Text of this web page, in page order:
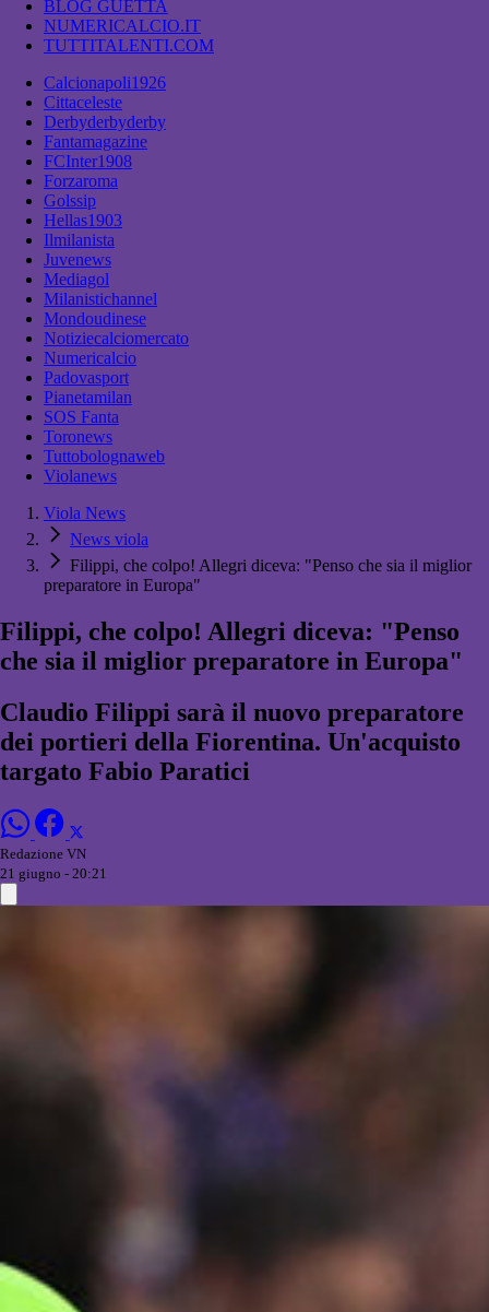
BLOG GUETTA
NUMERICALCIO.IT
TUTTITALENTI.COM
Calcionapoli1926
Cittaceleste
Derbyderbyderby
Fantamagazine
FCInter1908
Forzaroma
Golssip
Hellas1903
Ilmilanista
Juvenews
Mediagol
Milanistichannel
Mondoudinese
Notiziecalciomercato
Numericalcio
Padovasport
Pianetamilan
SOS Fanta
Toronews
Tuttobolognaweb
Violanews
Viola News
News viola
Filippi, che colpo! Allegri diceva: "Penso che sia il miglior
preparatore in Europa"
Filippi, che colpo! Allegri diceva: "Penso
che sia il miglior preparatore in Europa"
Claudio Filippi sarà il nuovo preparatore
dei portieri della Fiorentina. Un'acquisto
targato Fabio Paratici
Redazione VN
21 giugno - 20:21